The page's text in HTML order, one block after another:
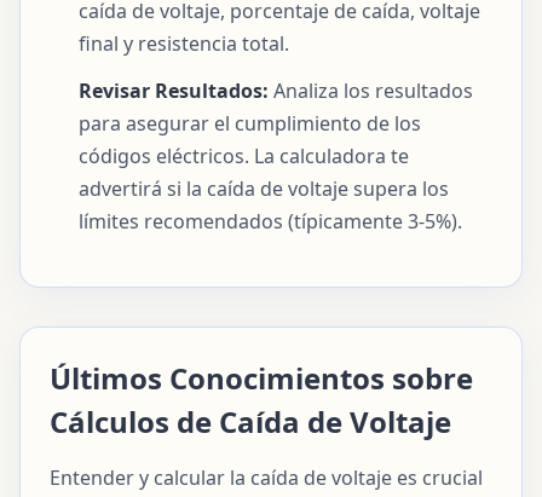
caída de voltaje, porcentaje de caída, voltaje
final y resistencia total.
Revisar Resultados: Analiza los resultados
para asegurar el cumplimiento de los
códigos eléctricos. La calculadora te
advertirá si la caída de voltaje supera los
límites recomendados (típicamente 3-5%).
Últimos Conocimientos sobre
Cálculos de Caída de Voltaje
Entender y calcular la caída de voltaje es crucial